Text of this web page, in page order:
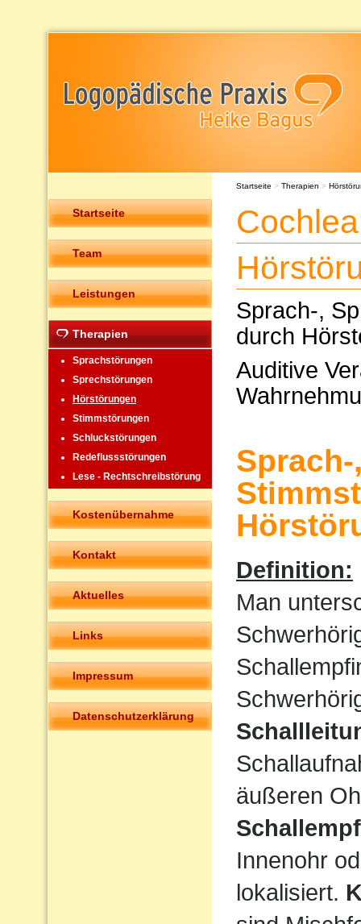
Startseite
Team
Leistungen
Therapien
Sprachstörungen
Sprechstörungen
Hörstörungen
Stimmstörungen
Schluckstörungen
Redeflussstörungen
Lese - Rechtschreibstörung
Kostenübernahme
Kontakt
Aktuelles
Links
Impressum
Datenschutzerklärung
Startseite > Therapien >
Sprach-,
durch
Auditive
Definition:
Man
äußeren
Innenohr
lokalisiert.